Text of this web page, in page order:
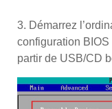
3. Démarrez
configuration BIOS
partir de USB/CD